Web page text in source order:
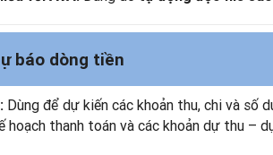
báo dòng tiền
Dùng để dự kiến các khoản thu, chi và
hoạch thanh toán và các khoản dự thu –